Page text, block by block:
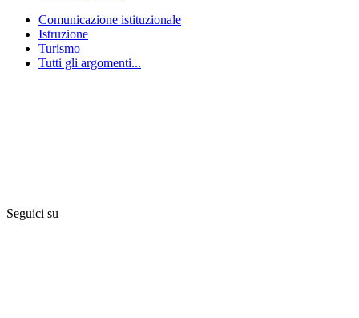
Comunicazione istituzionale
Istruzione
Turismo
Tutti gli argomenti...
Seguici su